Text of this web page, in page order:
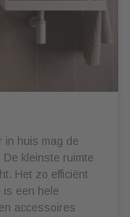
in huis mag de
kleinste ruimte
Het zo efficiënt
is een hele
accessoires